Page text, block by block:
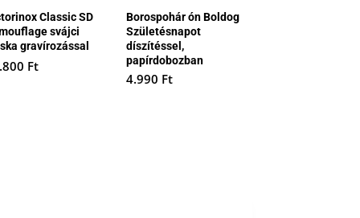
Classic SD
svájci
gravírozással
Ft
Borospohár ón Boldog
Születésnapot
díszítéssel,
papírdobozban
4.990 Ft